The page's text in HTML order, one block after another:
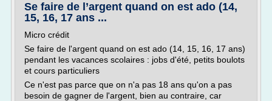
Se faire de l’argent quand on est ado (14,
15, 16, 17 ans ...
Micro crédit
Se faire de l'argent quand on est ado (14, 15, 16, 17 ans)
pendant les vacances scolaires : jobs d'été, petits boulots
et cours particuliers
Ce n'est pas parce que on n'a pas 18 ans qu'on a pas
besoin de gagner de l'argent, bien au contraire, car